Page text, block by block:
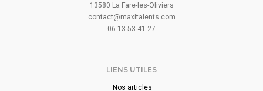
13580 La Fare-les-Oliviers
contact@maxitalents.com
06 13 53 41 27
LIENS UTILES
Nos articles